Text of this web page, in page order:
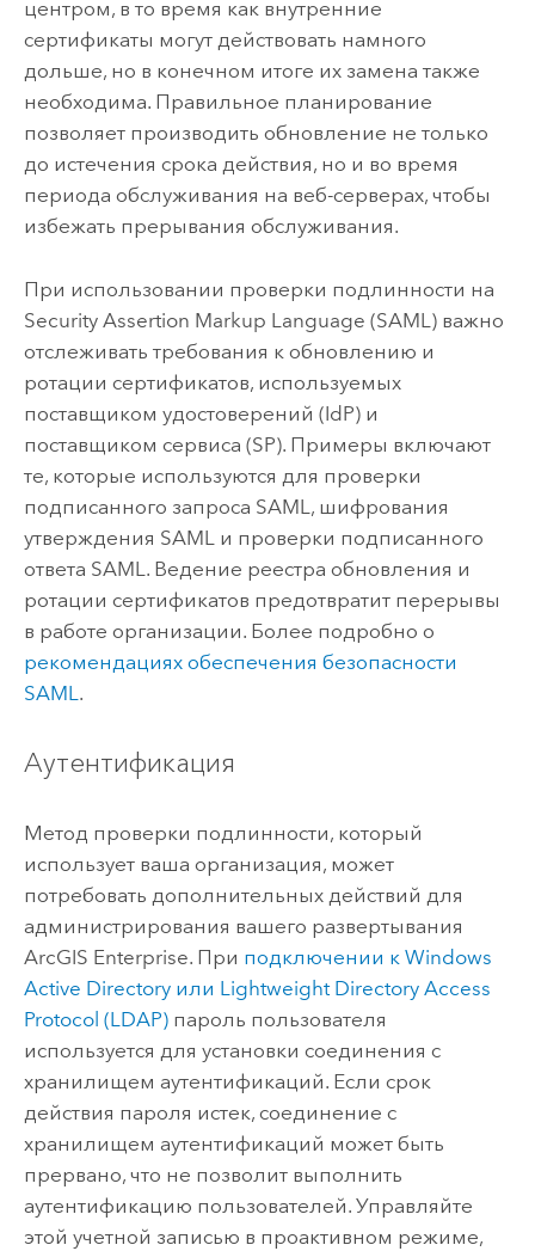
центром, в то время как внутренние
сертификаты могут действовать намного
дольше, но в конечном итоге их замена также
необходима. Правильное планирование
позволяет производить обновление не только
до истечения срока действия, но и во время
периода обслуживания на веб-серверах, чтобы
избежать прерывания обслуживания.
При использовании проверки подлинности на
Security Assertion Markup Language (SAML) важно
отслеживать требования к обновлению и
ротации сертификатов, используемых
поставщиком удостоверений (IdP) и
поставщиком сервиса (SP). Примеры включают
те, которые используются для проверки
подписанного запроса SAML, шифрования
утверждения SAML и проверки подписанного
ответа SAML. Ведение реестра обновления и
ротации сертификатов предотвратит перерывы
в работе организации. Более подробно о
рекомендациях обеспечения безопасности
SAML .
Аутентификация
Метод проверки подлинности, который
использует ваша организация, может
потребовать дополнительных действий для
администрирования вашего развертывания
ArcGIS Enterprise. При подключении к Windows
Active Directory или Lightweight Directory Access
Protocol (LDAP)пароль пользователя
используется для установки соединения с
хранилищем аутентификаций. Если срок
действия пароля истек, соединение с
хранилищем аутентификаций может быть
прервано, что не позволит выполнить
аутентификацию пользователей. Управляйте
этой учетной записью в проактивном режиме,